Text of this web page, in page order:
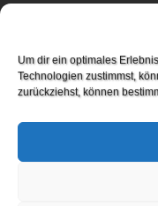
Um dir ein optimales
Technologien zustimmst,
zurückziehst, können